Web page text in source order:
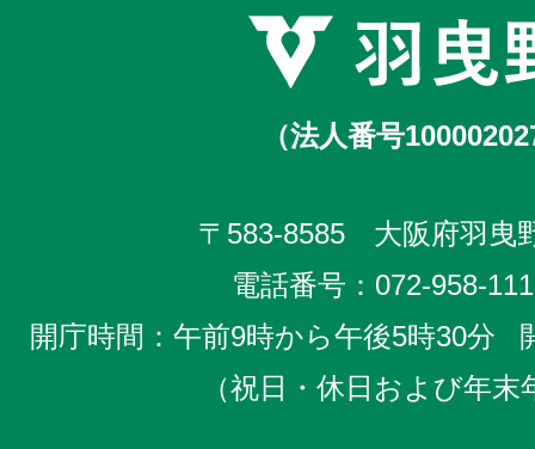
（法人番号
〒583-8585 大阪府羽曳
電話番号： 072-958-
開庁時間：午前9時から午後5時30分
（祝日・休日および年